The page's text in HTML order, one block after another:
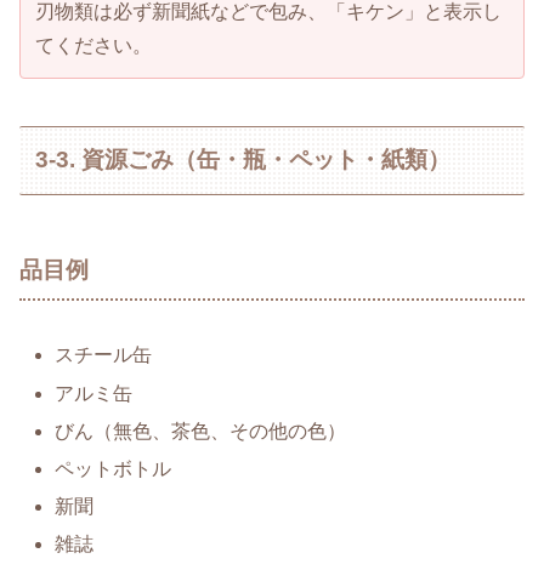
刃物類は必ず新聞紙などで包み、「キケン」と表示し
てください。
3-3. 資源ごみ（缶・瓶・ペット・紙類）
品目例
スチール缶
アルミ缶
びん（無色、茶色、その他の色）
ペットボトル
新聞
雑誌